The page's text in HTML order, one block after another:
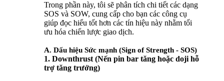
Trong phần này, tôi sẽ phân tích chi tiết các dạng
SOS và SOW, cung cấp cho bạn các công cụ
giúp đọc hiểu tốt hơn các tín hiệu này nhằm tối
ưu hóa chiến lược giao dịch.
A. Dấu hiệu Sức mạnh (Sign of Strength - SOS)
1. Downthrust (Nến pin bar tăng hoặc doji hỗ
trợ tăng trưởng)